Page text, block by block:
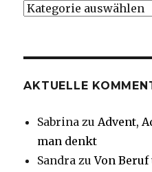
In
AKTUELLE
Sabrina zuAdvent,
man denkt
Sandra zuVon